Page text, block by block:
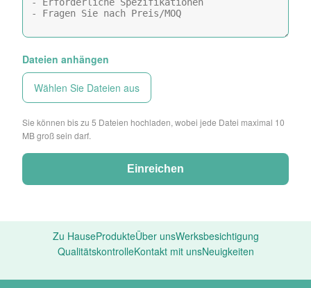
Dateien anhängen
Wählen Sie Dateien aus
Sie können bis zu 5 Dateien hochladen, wobei jede Datei maximal 10
MB groß sein darf.
Einreichen
Zu HauseProdukteÜber unsWerksbesichtigung
QualitätskontrolleKontakt mit unsNeuigkeiten